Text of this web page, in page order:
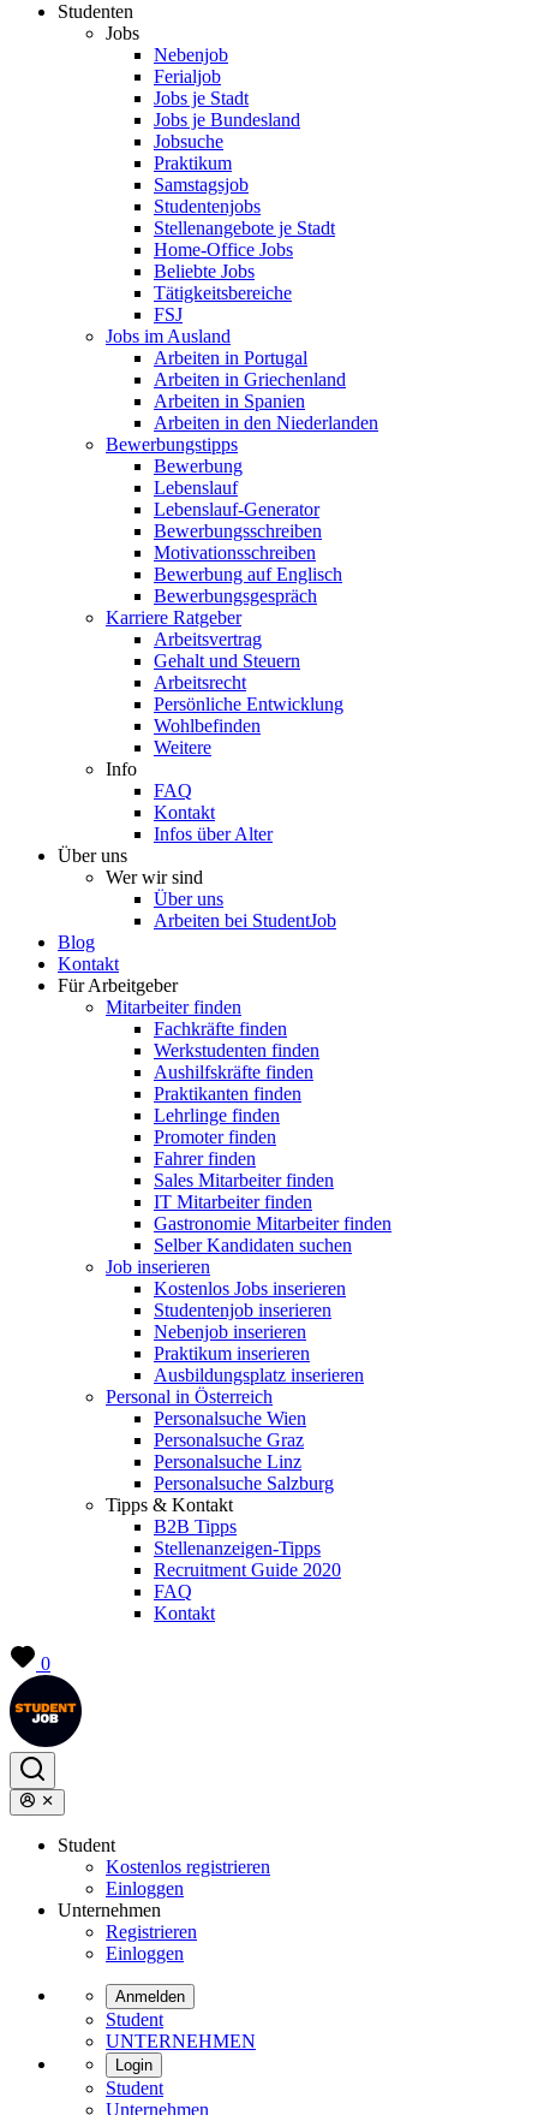
Studenten
Jobs
Nebenjob
Ferialjob
Jobs je Stadt
Jobs je Bundesland
Jobsuche
Praktikum
Samstagsjob
Studentenjobs
Stellenangebote je Stadt
Home-Office Jobs
Beliebte Jobs
Tätigkeitsbereiche
FSJ
Jobs im Ausland
Arbeiten in Portugal
Arbeiten in Griechenland
Arbeiten in Spanien
Arbeiten in den Niederlanden
Bewerbungstipps
Bewerbung
Lebenslauf
Lebenslauf-Generator
Bewerbungsschreiben
Motivationsschreiben
Bewerbung auf Englisch
Bewerbungsgespräch
Karriere Ratgeber
Arbeitsvertrag
Gehalt und Steuern
Arbeitsrecht
Persönliche Entwicklung
Wohlbefinden
Weitere
Info
FAQ
Kontakt
Infos über Alter
Über uns
Wer wir sind
Über uns
Arbeiten bei StudentJob
Blog
Kontakt
Für Arbeitgeber
Mitarbeiter finden
Fachkräfte finden
Werkstudenten finden
Aushilfskräfte finden
Praktikanten finden
Lehrlinge finden
Promoter finden
Fahrer finden
Sales Mitarbeiter finden
IT Mitarbeiter finden
Gastronomie Mitarbeiter finden
Selber Kandidaten suchen
Job inserieren
Kostenlos Jobs inserieren
Studentenjob inserieren
Nebenjob inserieren
Praktikum inserieren
Ausbildungsplatz inserieren
Personal in Österreich
Personalsuche Wien
Personalsuche Graz
Personalsuche Linz
Personalsuche Salzburg
Tipps & Kontakt
B2B Tipps
Stellenanzeigen-Tipps
Recruitment Guide 2020
FAQ
Kontakt
0
Student
Kostenlos registrieren
Einloggen
Unternehmen
Registrieren
Einloggen
Anmelden
Student
UNTERNEHMEN
Login
Student
Unternehmen